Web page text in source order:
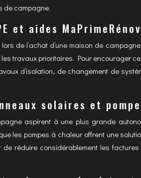
de campagne.
et aides
de l’achat d’une maison de
travaux prioritaires. Pour encourager
d’isolation, de changement de
solaires et
aspirent à une plus grande
les pompes à chaleur offrent une
réduire considérablement les